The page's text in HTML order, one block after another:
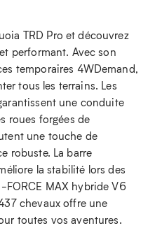
TRD Pro et découvrez
performant. Avec son
temporaires 4WDemand,
tous les terrains. Les
une conduite
roues forgées de
une touche de
robuste. La barre
la stabilité lors des
MAX hybride V6
chevaux offre une
toutes vos aventures.